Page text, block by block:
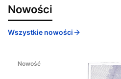
Nowości
Wszystkie nowości
Nowość